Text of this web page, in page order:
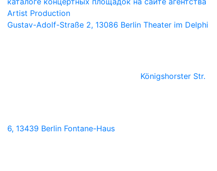
Gustav-Adolf-Straße 2, 13086 Berlin Theater im Delphi
Königshorster Str.
6, 13439 Berlin Fontane-Haus